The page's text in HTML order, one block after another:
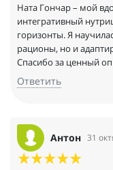
Ната Гончар – мой
интегративный
горизонты. Я
рационы, но и
Спасибо за ценный
Ответить
Антон 31